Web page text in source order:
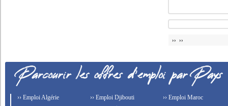
›› ››
›› Emploi Algérie
›› Emploi Djibouti
›› Emploi Maroc